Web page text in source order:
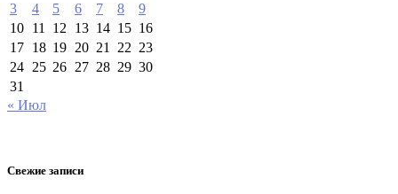
3
4 5 6 7 8
9
10 11 12 13 14 15 16
17 18 19 20 21 22 23
24 25 26 27 28 29 30
31
« Июл
Свежие записи